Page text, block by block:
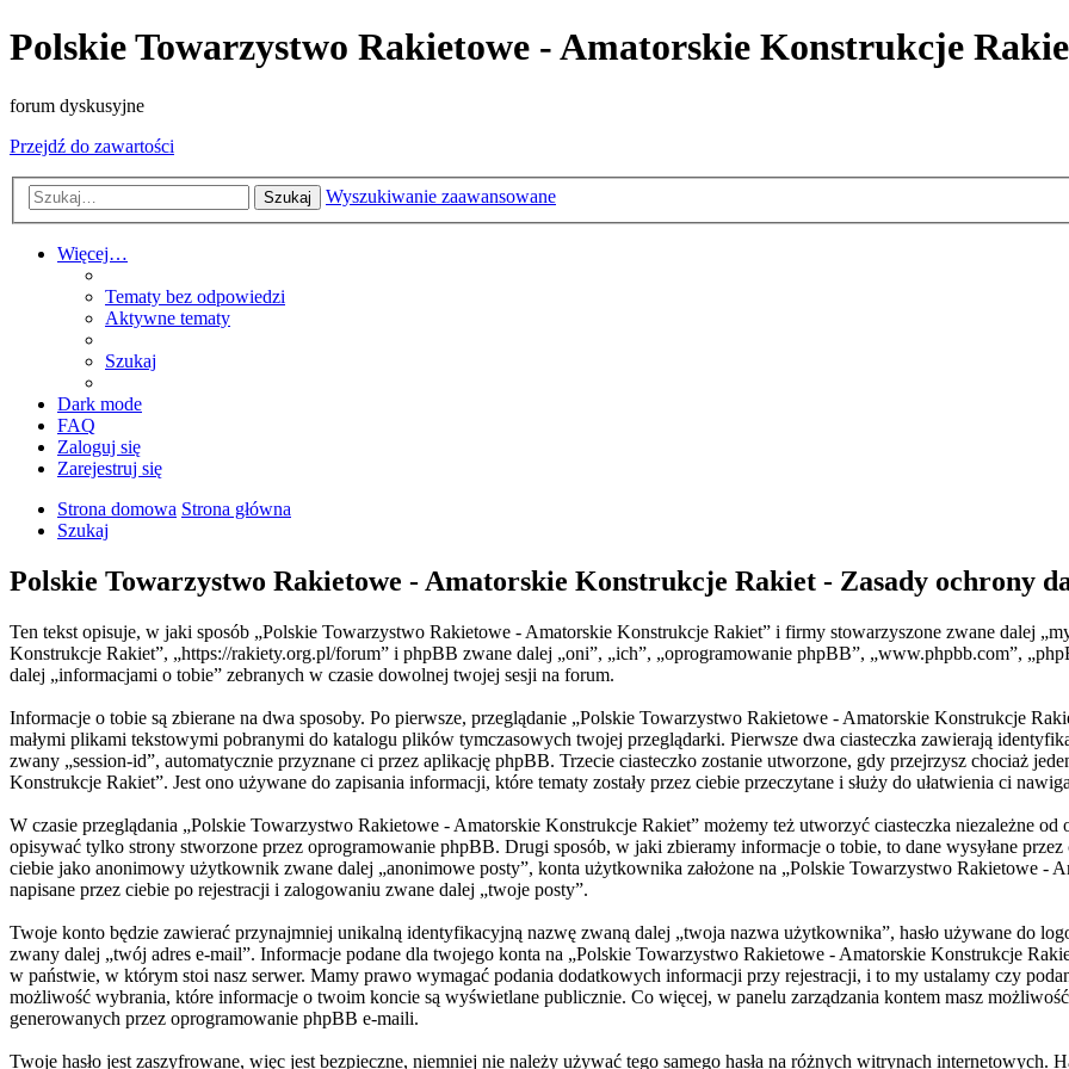
Polskie Towarzystwo Rakietowe - Amatorskie Konstrukcje
forum dyskusyjne
Przejdź do zawartości
Szukaj Wyszukiwanie zaawansowane
Więcej…
Tematy bez odpowiedzi
Aktywne tematy
Szukaj
Dark mode
FAQ
Zaloguj się
Zarejestruj się
Strona domowa Strona główna
Szukaj
Polskie Towarzystwo Rakietowe - Amatorskie Konstrukcje Rakiet - Zasady ochrony
Ten tekst opisuje, w jaki sposób „Polskie Towarzystwo Rakietowe - Amatorskie Konstrukcje Rakiet” i firmy stowarzyszone zwane dalej
Konstrukcje Rakiet”, „https://rakiety.org.pl/forum” i phpBB zwane dalej „oni”, „ich”, „oprogramowanie phpBB”, „www.phpbb.com”,
dalej „informacjami o tobie” zebranych w czasie dowolnej twojej sesji na forum.
Informacje o tobie są zbierane na dwa sposoby. Po pierwsze, przeglądanie „Polskie Towarzystwo Rakietowe - Amatorskie Konstrukcje
małymi plikami tekstowymi pobranymi do katalogu plików tymczasowych twojej przeglądarki. Pierwsze dwa ciasteczka zawierają
zwany „session-id”, automatycznie przyznane ci przez aplikację phpBB. Trzecie ciasteczko zostanie utworzone, gdy przejrzysz chociaż
Konstrukcje Rakiet”. Jest ono używane do zapisania informacji, które tematy zostały przez ciebie przeczytane i służy do ułatwienia ci
W czasie przeglądania „Polskie Towarzystwo Rakietowe - Amatorskie Konstrukcje Rakiet” możemy też utworzyć ciasteczka niezależne
opisywać tylko strony stworzone przez oprogramowanie phpBB. Drugi sposób, w jaki zbieramy informacje o tobie, to dane wysyłane
ciebie jako anonimowy użytkownik zwane dalej „anonimowe posty”, konta użytkownika założone na „Polskie Towarzystwo Rakietowe -
napisane przez ciebie po rejestracji i zalogowaniu zwane dalej „twoje posty”.
Twoje konto będzie zawierać przynajmniej unikalną identyfikacyjną nazwę zwaną dalej „twoja nazwa użytkownika”, hasło używane do
zwany dalej „twój adres e-mail”. Informacje podane dla twojego konta na „Polskie Towarzystwo Rakietowe - Amatorskie Konstrukcje
w państwie, w którym stoi nasz serwer. Mamy prawo wymagać podania dodatkowych informacji przy rejestracji, i to my ustalamy czy
możliwość wybrania, które informacje o twoim koncie są wyświetlane publicznie. Co więcej, w panelu zarządzania kontem masz
generowanych przez oprogramowanie phpBB e-maili.
Twoje hasło jest zaszyfrowane, więc jest bezpieczne, niemniej nie należy używać tego samego hasła na różnych witrynach